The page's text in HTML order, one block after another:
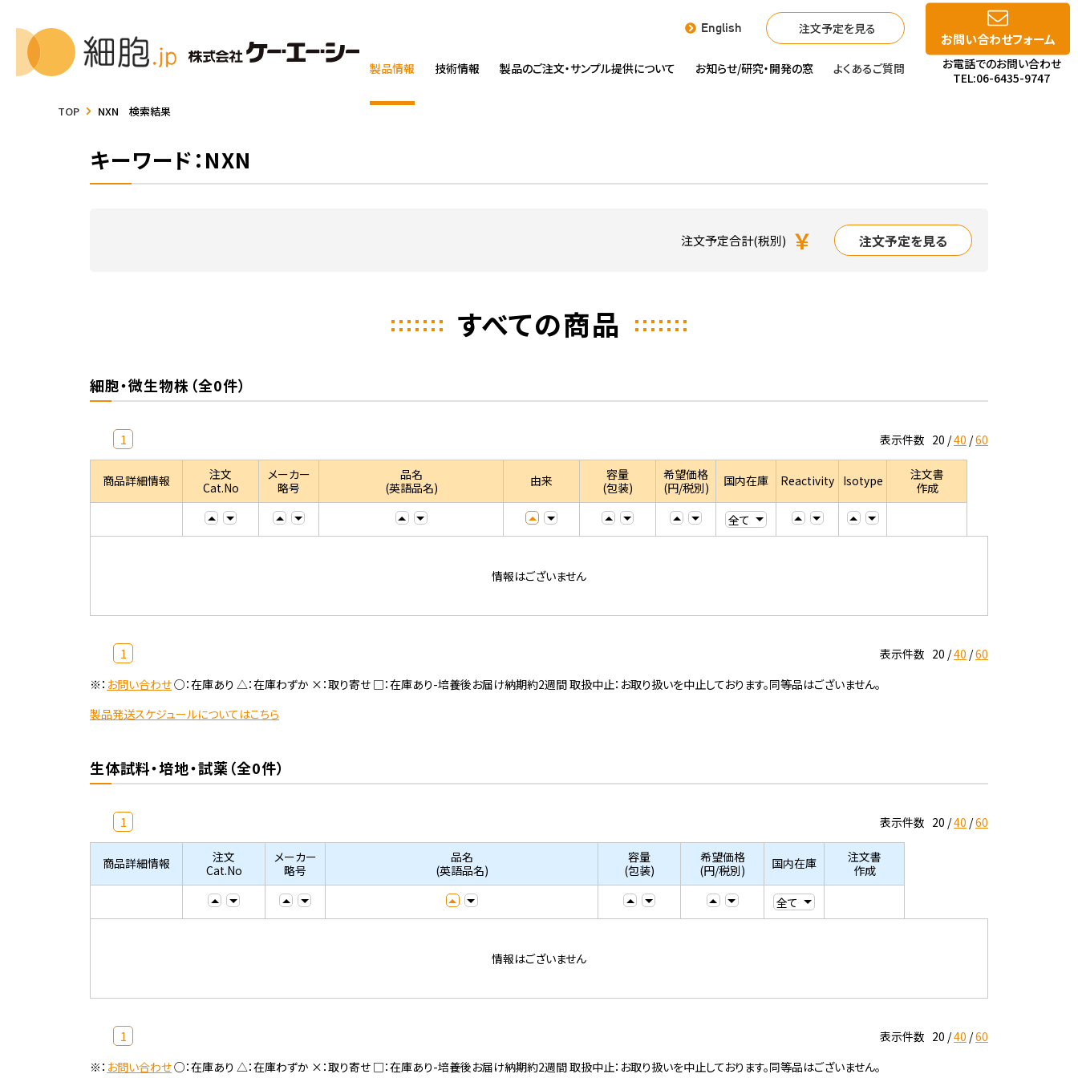
English 注文予定を見る
製品情報 技術情報 製品のご注文・サンプル提供について お知らせ/研究・開発の窓 よくあるご質問
お問い合わせフォーム
お電話でのお問い合わせ
TEL:06-6435-9747
TOP NXN 検索結果
キーワード：NXN
注文予定合計(税別) ￥ 注文予定を見る
すべての商品
細胞・微生物株（全0件）
1 表示件数 20 40 60
商品詳細情報
注文
Cat.No
メーカー
略号
品名
(英語品名)
由来
容量
(包装)
希望価格
(円/税別)
国内在庫 Reactivity Isotype
注文書
作成
情報はございません
1 表示件数 20 40 60
※： お問い合わせ○：在庫あり △：在庫わずか ×：取り寄せ □：在庫あり-培養後お届け納期約2週間 取扱中止：お取り扱いを中止しております。同等品はございません。
製品発送スケジュールについてはこちら
生体試料・培地・試薬（全0件）
1 表示件数 20 40 60
商品詳細情報
注文
Cat.No
メーカー
略号
品名
(英語品名)
容量
(包装)
希望価格
(円/税別)
国内在庫
注文書
作成
情報はございません
1 表示件数 20 40 60
※： お問い合わせ○：在庫あり △：在庫わずか ×：取り寄せ □：在庫あり-培養後お届け納期約2週間 取扱中止：お取り扱いを中止しております。同等品はございません。